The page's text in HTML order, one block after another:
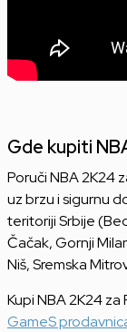
Gde kupiti
Poruči NBA 2K24
uz brzu i sigurnu
teritoriji Srbije
Čačak, Gornji
Niš, Sremska
Kupi NBA 2K24
GameS